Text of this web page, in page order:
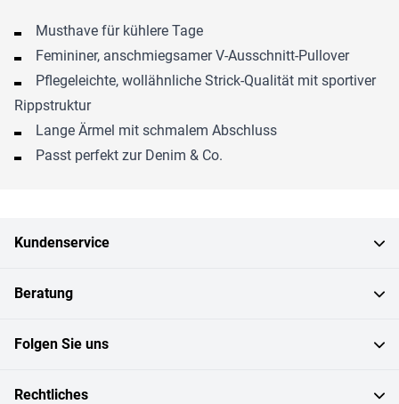
Musthave für kühlere Tage
Femininer, anschmiegsamer V-Ausschnitt-Pullover
Pflegeleichte, wollähnliche Strick-Qualität mit sportiver
Rippstruktur
Lange Ärmel mit schmalem Abschluss
Passt perfekt zur Denim & Co.
Kundenservice
Beratung
Folgen Sie uns
Rechtliches